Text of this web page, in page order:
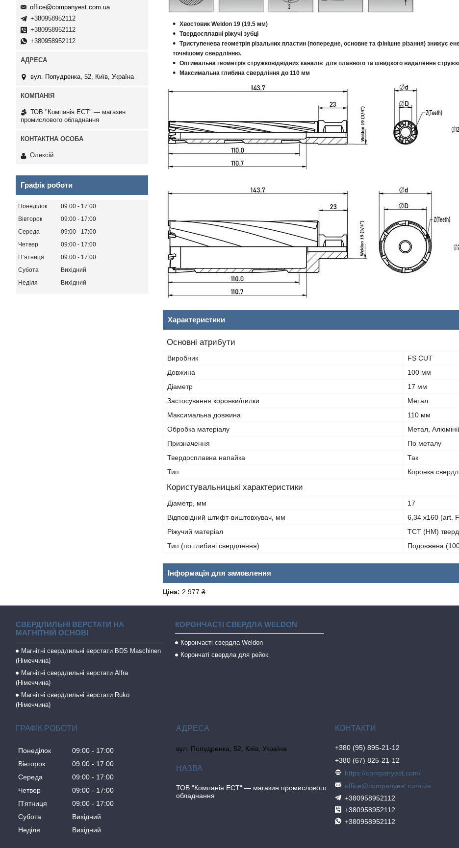
Хвостовик Weldon 19 (19.5 мм)
Твердосплавні ріжучі зубці
Триступенева геометрія різальних пластин (попередне, основне та фінішне різання) знижує
точнішому свердлінню.
Оптимальна геометрія стружковідвідних каналів для плавного та швидкого видалення
Максимальна глибина свердління до 110 мм
Характеристики
Основні атрибути
Виробник
FS CUT
Довжина
100 мм
Діаметр
17 мм
Застосування коронки/пилки
Метал
Максимальна довжина
110 мм
Обробка матеріалу
Метал,
Призначення
По металу
Твердосплавна напайка
Так
Тип
Коронка
Користувальницькі характеристики
Діаметр, мм
17
Відповідний штифт-виштовхувач, мм
6,34 x160 (art.
Ріжучий матеріал
TCT (HM)
Тип (по глибині свердлення)
Подовжена
Інформація для замовлення
Ціна: 2 977 ₴
office@companyest.com.ua
+380958952112
+380958952112
+380958952112
вул. Попудренка, 52, Київ, Україна
ТОВ "Компанія ЕСТ" — магазин
промислового обладнання
Олексій
Графік роботи
Понеділок 09:00
17:00
Вівторок
09:00
17:00
Середа
09:00
17:00
Четвер
09:00
17:00
Пʼятниця
09:00
17:00
Субота
Вихідний
Неділя
Вихідний
СВЕРДЛИЛЬНІ ВЕРСТАТИ НА
МАГНІТНІЙ ОСНОВІ
Магнітні свердлильні верстати BDS Maschinen
(Німеччина)
Магнітні свердлильні верстати Alfra
(Німеччина)
Магнітні свердлильні верстати Ruko
(Німеччина)
КОРОНЧАСТІ СВЕРДЛА WELDON
Корончасті свердла Weldon
Корончаті свердла для рейок
ГРАФІК РОБОТИ
Понеділок 09:00
17:00
Вівторок
09:00
17:00
Середа
09:00
17:00
Четвер
09:00
17:00
Пʼятниця
09:00
17:00
Субота
Вихідний
Неділя
Вихідний
вул. Попудренка, 52, Київ, Україна
ТОВ "Компанія ЕСТ" — магазин промислового
обладнання
+380 (95) 895-21-12
+380 (67) 825-21-12
https://companyest.com/
office@companyest.com.ua
+380958952112
+380958952112
+380958952112